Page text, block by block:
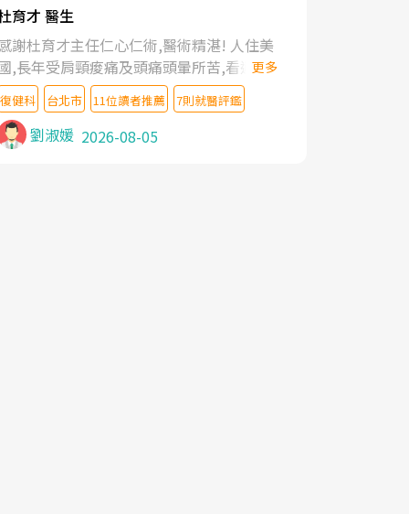
育才 醫生
謝杜育才主任仁心仁術,醫術精湛! 人住美
,長年受肩頸痠痛及頭痛頭暈所苦,看遍名醫
授,做了各種檢查,也嘗試過西醫打針,中醫
灸及物理徒手治療都沒有用,後來連吃到嗎
類止痛藥都效果有限,只是壓症狀,沒多久就
起來,多年失眠嚴重影響生活品質. 台灣親
更多
復健科 台北市 11位讀者推薦 7則就醫評鑑
劉淑媛 2026-08-05